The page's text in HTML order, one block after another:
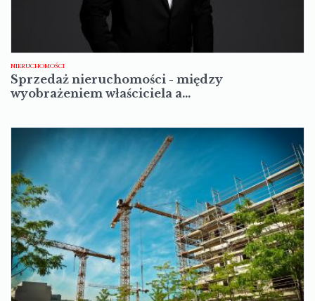
NIERUCHOMOŚCI
Sprzedaż nieruchomości - między
wyobrażeniem właściciela a…